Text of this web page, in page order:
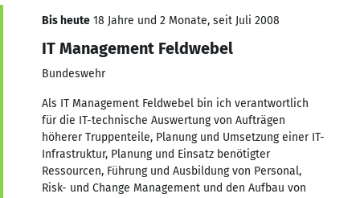
Bis heute 18 Jahre und 2 Monate, seit Juli 2008
IT Management Feldwebel
Bundeswehr
Als IT Management Feldwebel bin ich verantwortlich
für die IT-technische Auswertung von Aufträgen
höherer Truppenteile, Planung und Umsetzung einer IT-
Infrastruktur, Planung und Einsatz benötigter
Ressourcen, Führung und Ausbildung von Personal,
Risk- und Change Management und den Aufbau von